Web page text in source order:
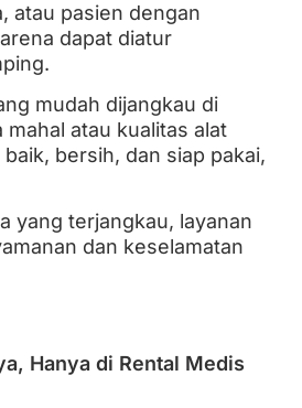
atau pasien dengan
dapat diatur
mudah dijangkau di
atau kualitas alat
bersih, dan siap pakai,
yang terjangkau, layanan
dan keselamatan
Hanya di Rental Medis